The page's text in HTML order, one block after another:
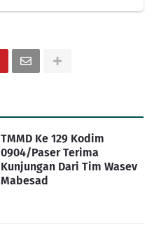
TMMD Ke 129 Kodim
0904/Paser Terima
Kunjungan Dari Tim Wasev
Mabesad